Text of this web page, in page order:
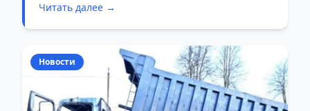
последствиями. Водитель легковушки с
Читать далее →
Новости